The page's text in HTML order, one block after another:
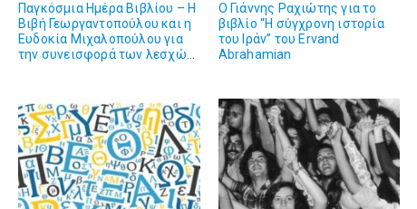
Παγκόσμια Ημέρα Βιβλίου – H
Βιβή Γεωργαντοπούλου και η
Ευδοκία Μιχαλοπούλου για
την συνεισφορά των λεσχών
Ο Γιάννης Ραχιώτης για το
βιβλίο “Η σύγχρονη ιστορία
του Ιράν” του Ervand
Abrahamian